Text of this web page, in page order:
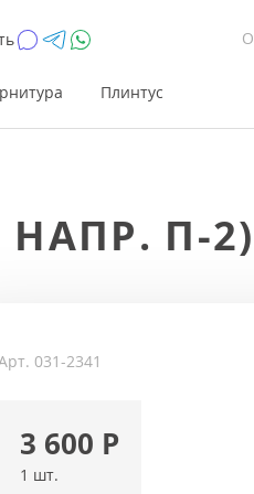
Белые
под
Плинтус
П-2)
031-2341
3 600 Р
1 шт.